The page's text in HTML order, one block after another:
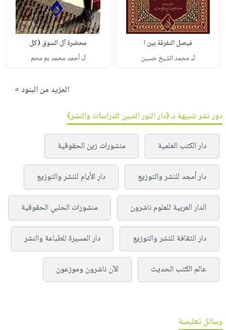
فيصل التفرقة بين ا
لـ محمد الشيخ حسين
محضرة آل السوق (كل
لـأحمد محمد بم محم
المزيد من البنود »
دور نشر شبيهة بـ (دار النور المبين للدراسات والنشر)
دار الكتب العلمية منشورات زين الحقوقية
دار أمجد للنشر والتوزيع دار الأيام للنشر والتوزيع
الدار العربية للعلوم ناشرون منشورات الحلبي الحقوقية
دار الثقافة للنشر والتوزيع دار المسيرة للطباعة والنشر
عالم الكتب الحديث الآن ناشرون وموزعون
وسائل تعليمية